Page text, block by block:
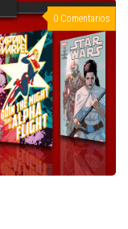
0 Comentarios